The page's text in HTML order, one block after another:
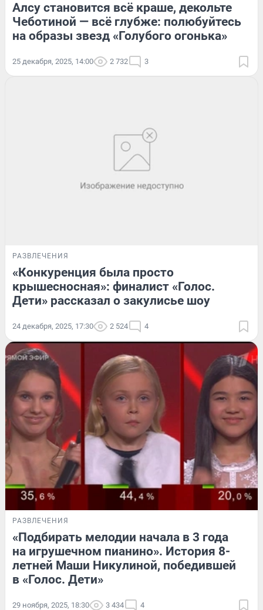
Алсу становится всё краше, декольте
Чеботиной — всё глубже: полюбуйтесь
на образы звезд «Голубого огонька»
25 декабря, 2025, 14:00 2 732 3
РАЗВЛЕЧЕНИЯ
«Конкуренция была просто
крышесносная»: финалист «Голос.
Дети» рассказал о закулисье шоу
24 декабря, 2025, 17:30 2 524 4
РАЗВЛЕЧЕНИЯ
«Подбирать мелодии начала в 3 года
на игрушечном пианино». История 8-
летней Маши Никулиной, победившей
в «Голос. Дети»
29 ноября, 2025, 18:30 3 434 4